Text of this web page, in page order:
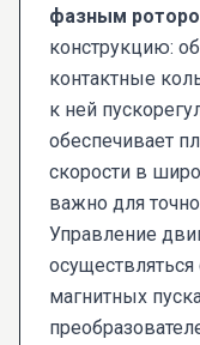
фазным
конструкцию:
контактные
к ней
обеспечивает
скорости в
важно для
Управление
магнитных